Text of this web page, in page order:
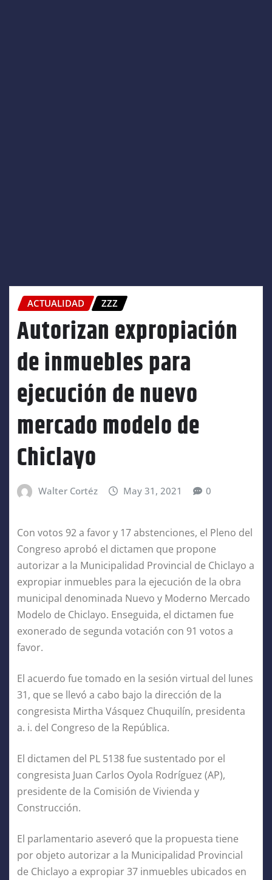
ACTUALIDAD ZZZ
Autorizan expropiación
de inmuebles para
ejecución de nuevo
mercado modelo de
Chiclayo
Walter Cortéz May 31, 2021 0
Con votos 92 a favor y 17 abstenciones, el Pleno del
Congreso aprobó el dictamen que propone
autorizar a la Municipalidad Provincial de Chiclayo a
expropiar inmuebles para la ejecución de la obra
municipal denominada Nuevo y Moderno Mercado
Modelo de Chiclayo. Enseguida, el dictamen fue
exonerado de segunda votación con 91 votos a
favor.
El acuerdo fue tomado en la sesión virtual del lunes
31, que se llevó a cabo bajo la dirección de la
congresista Mirtha Vásquez Chuquilín, presidenta
a. i. del Congreso de la República.
El dictamen del PL 5138 fue sustentado por el
congresista Juan Carlos Oyola Rodríguez (AP),
presidente de la Comisión de Vivienda y
Construcción.
El parlamentario aseveró que la propuesta tiene
por objeto autorizar a la Municipalidad Provincial
de Chiclayo a expropiar 37 inmuebles ubicados en